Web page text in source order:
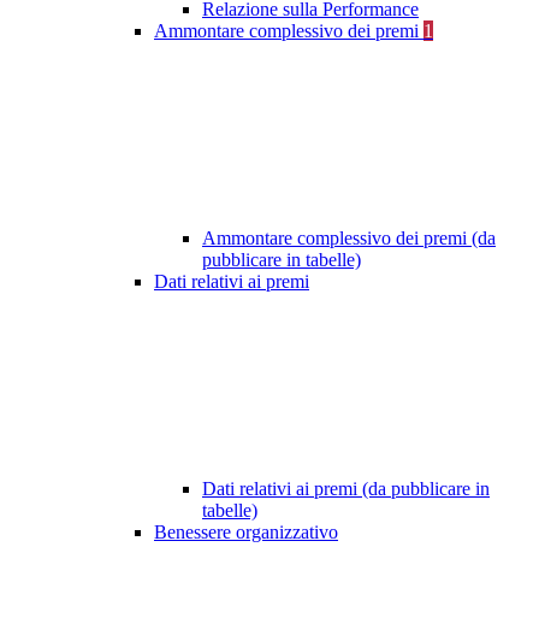
Relazione sulla Performance
Ammontare complessivo dei premi 1
Ammontare complessivo dei premi (da
pubblicare in tabelle)
Dati relativi ai premi
Dati relativi ai premi (da pubblicare in
tabelle)
Benessere organizzativo